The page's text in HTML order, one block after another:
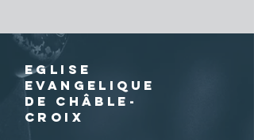
EGLISE
EVANGELIQUE
DE CHÂBLE-
CROIX